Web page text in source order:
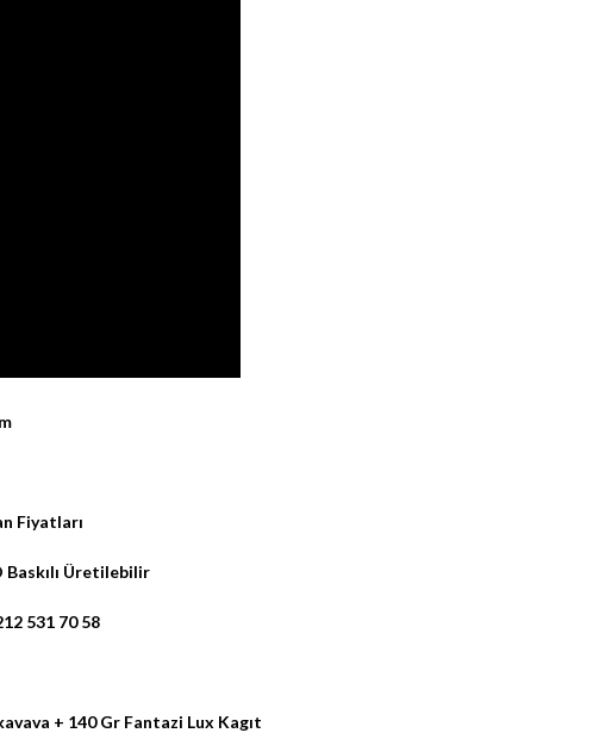
Fiyatları
Baskılı Üretilebilir
531 70 58
+ 140 Gr Fantazi Lux Kagıt